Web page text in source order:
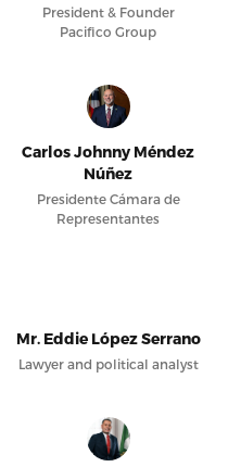
President & Founder
Pacifico Group
Carlos Johnny Méndez
Núñez
Presidente Cámara de
Representantes
Mr. Eddie López Serrano
Lawyer and political analyst